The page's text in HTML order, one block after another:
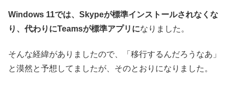
Windows 11では、Skypeが標準インストールされなくな
り、代わりにTeamsが標準アプリになりました。
そんな経緯がありましたので、「移行するんだろうなあ」
と漠然と予想してましたが、そのとおりになりました。